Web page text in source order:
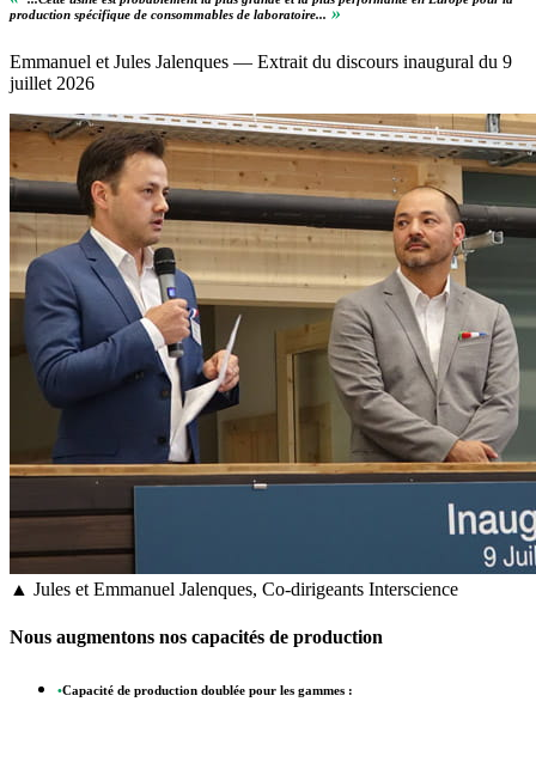
production spécifique de consommables de laboratoire... »
Emmanuel et Jules Jalenques — Extrait du discours inaugural du 9
juillet 2026
▲ Jules et Emmanuel Jalenques, Co-dirigeants Interscience
Nous augmentons nos capacités de production
•Capacité de production doublée pour les gammes :